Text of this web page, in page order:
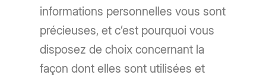
informations personnelles vous sont
précieuses, et c’est pourquoi vous
disposez de choix concernant la
façon dont elles sont utilisées et